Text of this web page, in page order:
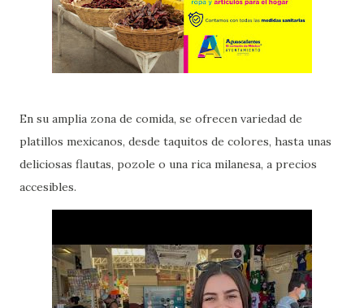
En su amplia zona de comida, se ofrecen variedad de
platillos mexicanos, desde taquitos de colores, hasta unas
deliciosas flautas, pozole o una rica milanesa, a precios
accesibles.